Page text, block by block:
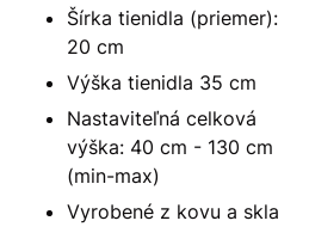
Šírka tienidla (priemer):
20 cm
Výška tienidla 35 cm
Nastaviteľná celková
výška: 40 cm - 130 cm
(min-max)
Vyrobené z kovu a skla